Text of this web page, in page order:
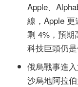
Apple、
線，Apple
剩 4%，預期
科技巨頭仍
俄烏戰事進
沙烏地阿拉